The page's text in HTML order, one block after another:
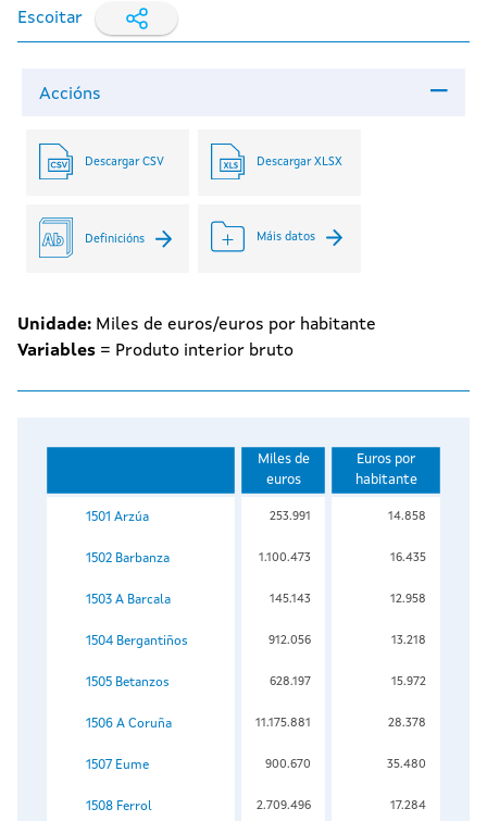
Escoitar
Accións
Descargar CSV Descargar XLSX
Definicións Máis datos
Unidade: Miles de euros/euros por habitante
Variables = Produto interior bruto
Miles de
euros
Euros por
habitante
1501 Arzúa 253.991 14.858
1502 Barbanza 1.100.473 16.435
1503 A Barcala 145.143 12.958
1504 Bergantiños 912.056 13.218
1505 Betanzos 628.197 15.972
1506 A Coruña 11.175.881 28.378
1507 Eume 900.670 35.480
1508 Ferrol 2.709.496 17.284